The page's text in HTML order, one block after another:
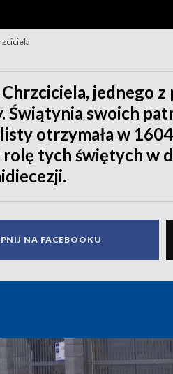
Chrzciciela, jednego
swoich
otrzymała w
tych świętych w
NA FACEBOOKU